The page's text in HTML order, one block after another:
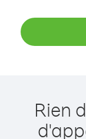
Rien